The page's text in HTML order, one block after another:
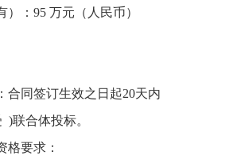
：95 万元（人民币）
同签订生效之日起20天内
合体投标。
要求：